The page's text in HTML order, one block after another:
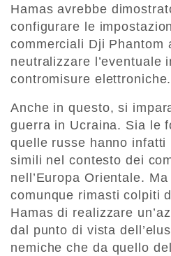
Hamas avrebbe
configurare le
commerciali Dji Phantom
neutralizzare l’eventuale
contromisure elettroniche.
Anche in questo, si
guerra in Ucraina. Sia le
quelle russe hanno
simili nel contesto dei
nell’Europa Orientale.
comunque rimasti colpiti
Hamas di realizzare
dal punto di vista
nemiche che da quello